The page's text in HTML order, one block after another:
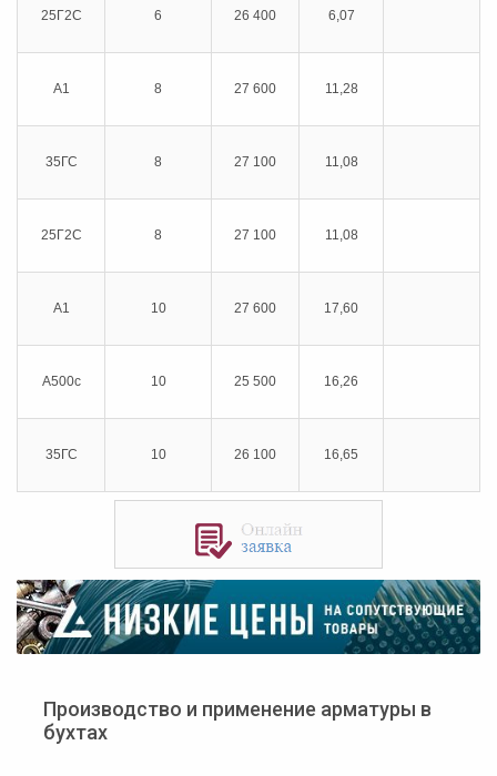
25Г2С 6 26 400 6,07
А1 8 27 600 11,28
35ГС 8 27 100 11,08
25Г2С 8 27 100 11,08
А1 10 27 600 17,60
А500с 10 25 500 16,26
35ГС 10 26 100 16,65
Производство и применение арматуры в
бухтах